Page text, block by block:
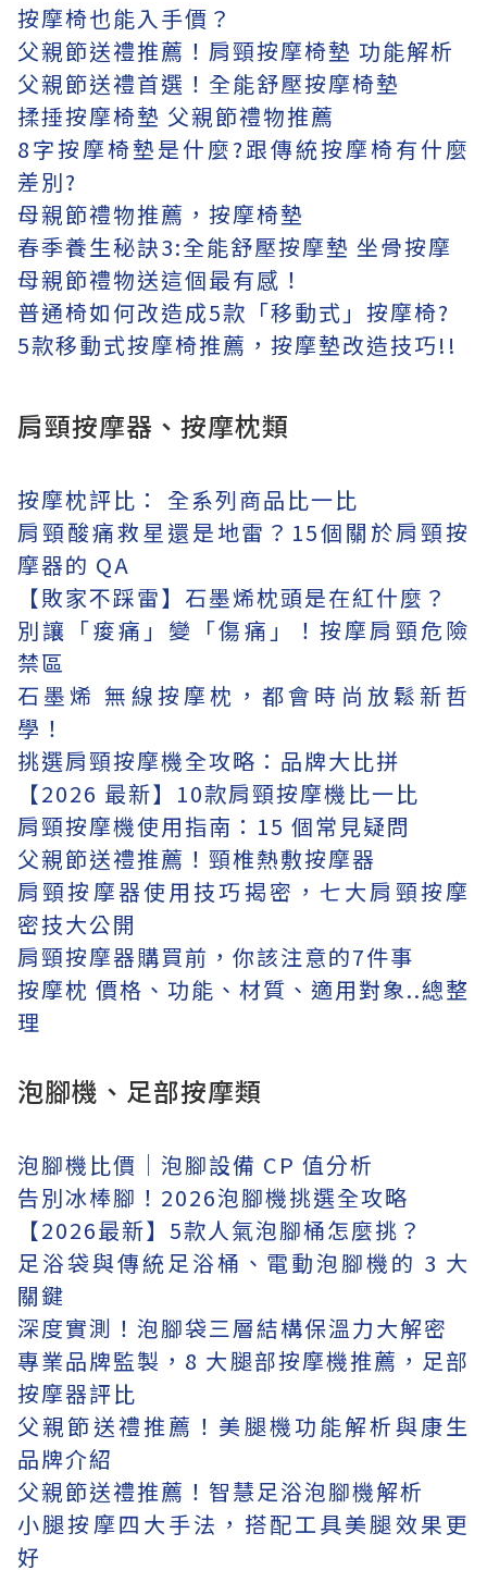
按摩椅也能入手價？
父親節送禮推薦！肩頸按摩椅墊 功能解析
父親節送禮首選！全能舒壓按摩椅墊
揉捶按摩椅墊 父親節禮物推薦
8字按摩椅墊是什麼?跟傳統按摩椅有什麼
差別?
母親節禮物推薦，按摩椅墊
春季養生秘訣3:全能舒壓按摩墊 坐骨按摩
母親節禮物送這個最有感！
普通椅如何改造成5款「移動式」按摩椅?
5款移動式按摩椅推薦，按摩墊改造技巧!!
肩頸按摩器、按摩枕類
按摩枕評比： 全系列商品比一比
肩頸酸痛救星還是地雷？15個關於肩頸按
摩器的 QA
【敗家不踩雷】石墨烯枕頭是在紅什麼？
別讓「痠痛」變「傷痛」！按摩肩頸危險
禁區
石墨烯 無線按摩枕，都會時尚放鬆新哲
學！
挑選肩頸按摩機全攻略：品牌大比拼
【2026 最新】10款肩頸按摩機比一比
肩頸按摩機使用指南：15 個常見疑問
父親節送禮推薦！頸椎熱敷按摩器
肩頸按摩器使用技巧揭密，七大肩頸按摩
密技大公開
肩頸按摩器購買前，你該注意的7件事
按摩枕 價格、功能、材質、適用對象..總整
理
泡腳機、足部按摩類
泡腳機比價│泡腳設備 CP 值分析
告別冰棒腳！2026泡腳機挑選全攻略
【2026最新】5款人氣泡腳桶怎麼挑？
足浴袋與傳統足浴桶、電動泡腳機的 3 大
關鍵
深度實測！泡腳袋三層結構保溫力大解密
專業品牌監製，8 大腿部按摩機推薦，足部
按摩器評比
父親節送禮推薦！美腿機功能解析與康生
品牌介紹
父親節送禮推薦！智慧足浴泡腳機解析
小腿按摩四大手法，搭配工具美腿效果更
好